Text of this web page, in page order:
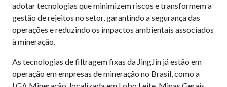
adotar tecnologias que minimizem riscos e transformem a
gestão de rejeitos no setor, garantindo a segurança das
operações e reduzindo os impactos ambientais associados
à mineração.
As tecnologias de filtragem fixas da JingJin já estão em
operação em empresas de mineração no Brasil, como a